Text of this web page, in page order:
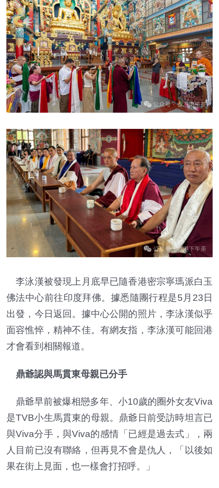
李泳漢被發現上月底早已隨香港密宗寧瑪派白玉
佛法中心前往印度拜佛。據悉隨團行程是5月23日
出發，今日返回。據中心公開的照片，李泳漢似乎
面容憔悴，精神不佳。有網友指，李泳漢可能回港
才會看到相關報道。
鼎爺認與馬貫東母親已分手
鼎爺早前被爆相戀多年、小10歲的圈外女友Viva
是TVB小生馬貫東的母親。鼎爺日前受訪時坦言已
與Viva分手，與Viva的感情「已經是過去式」，兩
人目前已沒有聯絡，但再見不會是仇人，「以後如
果在街上見面，也一樣會打招呼。」